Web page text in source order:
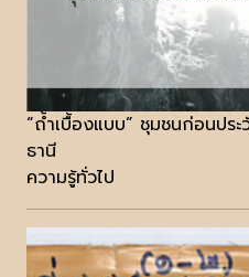
“ถ้ำเบื้องแบบ” ชุมชนก่อนปร
ธานี
ความรู้ทั่วไป